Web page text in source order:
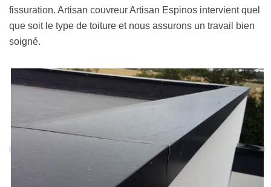
fissuration. Artisan couvreur Artisan Espinos intervient quel
que soit le type de toiture et nous assurons un travail bien
soigné.